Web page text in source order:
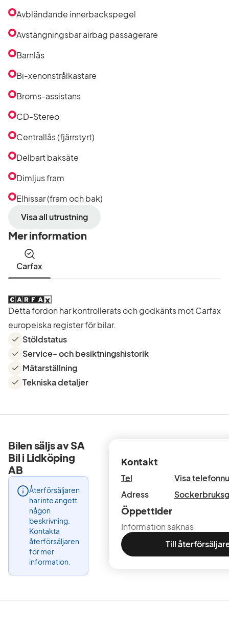
Avbländande innerbackspegel
Avstängningsbar airbag passagerare
Barnlås
Bi-xenonstrålkastare
Broms-assistans
CD-Stereo
Centrallås (fjärrstyrt)
Delbart baksäte
Dimljus fram
Elhissar (fram och bak)
Visa all utrustning
Mer information
Carfax
Detta fordon har kontrollerats och godkänts mot Carfax
europeiska register för bilar.
Stöldstatus
Service- och besiktningshistorik
Mätarställning
Tekniska detaljer
Bilen säljs av SA
Bil i Lidköping
AB
Återförsäljaren
har inte angett
någon
beskrivning.
Kontakta
återförsäljaren
för mer
information.
Kontakt
Tel
Visa
Adress
Öppettider
Information saknas
Till